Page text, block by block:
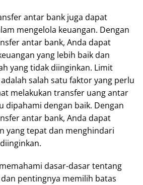
antar bank juga dapat
mengelola keuangan. Dengan
antar bank, Anda dapat
yang lebih baik dan
yang tidak diinginkan. Limit
salah satu faktor yang perlu
melakukan transfer uang antar
dipahami dengan baik. Dengan
antar bank, Anda dapat
yang tepat dan menghindari
dasar-dasar tentang
pentingnya memilih batas